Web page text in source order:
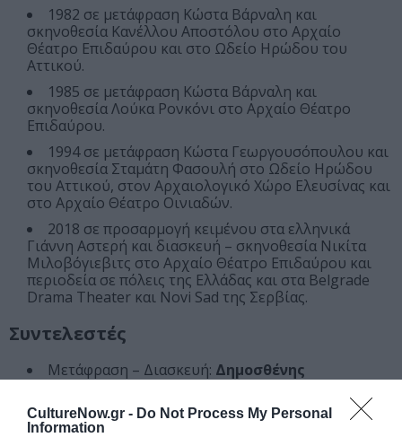
CultureNow.gr - Do Not Process My Personal
Information
1982 σε μετάφραση Κώστα Βάρναλη και
σκηνοθεσία Κανέλλου Αποστόλου στο Αρχαίο
Θέατρο Επιδαύρου και στο Ωδείο Ηρώδου του
Αττικού.
1985 σε μετάφραση Κώστα Βάρναλη και
σκηνοθεσία Λούκα Ρονκόνι στο Αρχαίο Θέατρο
Επιδαύρου.
1994 σε μετάφραση Κώστα Γεωργουσόπουλου και
σκηνοθεσία Σταμάτη Φασουλή στο Ωδείο Ηρώδου
του Αττικού, στον Αρχαιολογικό Χώρο Ελευσίνας και
στο Αρχαίο Θέατρο Οινιαδών.
2018 σε προσαρμογή κειμένου στα ελληνικά
Γιάννη Αστερή και διασκευή – σκηνοθεσία Νικίτα
Μιλοβόγιεβιτς στο Αρχαίο Θέατρο Επιδαύρου και
περιοδεία σε πόλεις της Ελλάδας και στα Belgrade
Drama Theater και Novi Sad της Σερβίας.
Συντελεστές
Μετάφραση – Διασκευή: Δημοσθένης
Σκηνοθεσία – Δραματουργική επεξεργασία:
Μάνος Βαβαδάκης